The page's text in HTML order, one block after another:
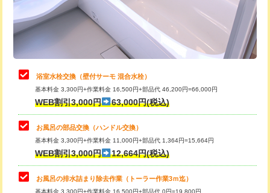
止水・漏水調査・防水処理・清掃・修
理・調整・分解・加工など（軽作業）
止水・漏水調査・防水処理・清掃・修
理・調整・分解・加工など（中作業）
22,000円
止水・漏水調査・防水処理・清掃・修
理・調整・分解・加工など（重作業）
33,000円
トイレタンク脱着
トイレ便器脱着
タンクレストイレ脱着 33,000円
浴室水栓交換（壁付サーモ 混合水栓）
基本料金 3,300円+作業料金 16,500円+部品代 46,200円=66,000円
WEB割引3,000円 63,000円(税込)
お風呂の部品交換（ハンドル交換）
基本料金 3,300円+作業料金 11,000円+部品代 1,364円=15,664円
WEB割引3,000円 12,664円(税込)
お風呂の排水詰まり除去作業（トーラー作業3ｍ迄）
基本料金 3,300円+作業料金 16,500円+部品代 0円=19,800円